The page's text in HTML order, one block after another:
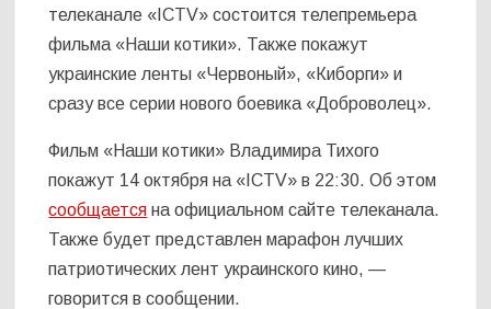
телеканале «ICTV» состоится телепремьера
фильма «Наши котики». Также покажут
украинские ленты «Червоный», «Киборги» и
сразу все серии нового боевика «Доброволец».
Фильм «Наши котики» Владимира Тихого
покажут 14 октября на «ICTV» в 22:30. Об этом
сообщается на официальном сайте телеканала.
Также будет представлен марафон лучших
патриотических лент украинского кино, —
говорится в сообщении.